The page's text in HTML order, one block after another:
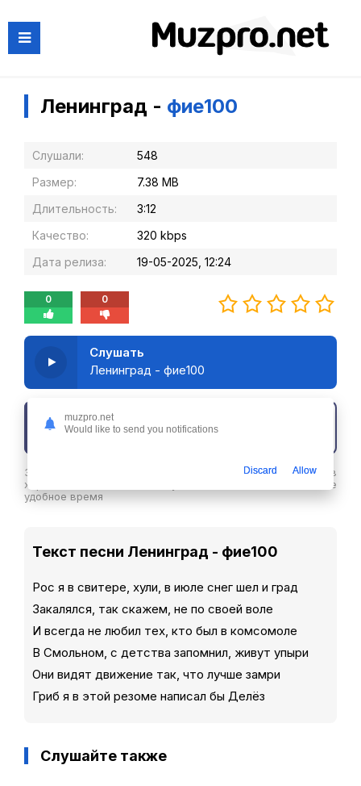
Ленинград - фие100
Слушали:
548
Размер:
7.38 MB
Длительность:
3:12
Качество:
320 kbps
Дата релиза:
19-05-2025, 12:24
0 0
Слушать
Ленинград - фие100
Скачать трек
Здесь вы можете скачать песню Ленинград - фие100 в
хорошем качестве или слушайте ее бесплатнов любое
удобное время
Текст песни Ленинград - фие100
Рос я в свитере, хули, в июле снег шел и град
Закалялся, так скажем, не по своей воле
И всегда не любил тех, кто был в комсомоле
В Смольном, с детства запомнил, живут упыри
Они видят движение так, что лучше замри
Гриб я в этой резоме написал бы Делёз
Слушайте также
muzpro.net
Would like to send you notifications
Discard Allow